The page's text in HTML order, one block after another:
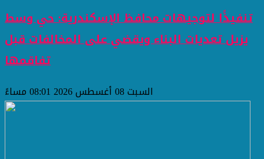
تنفيذًا لتوجيهات محافظ الإسكندرية: حي وسط
يزيل تعديات البناء ويقضي على المخالفات قبل
تفاقمها
السبت 08 أغسطس 2026 08:01 مساءً